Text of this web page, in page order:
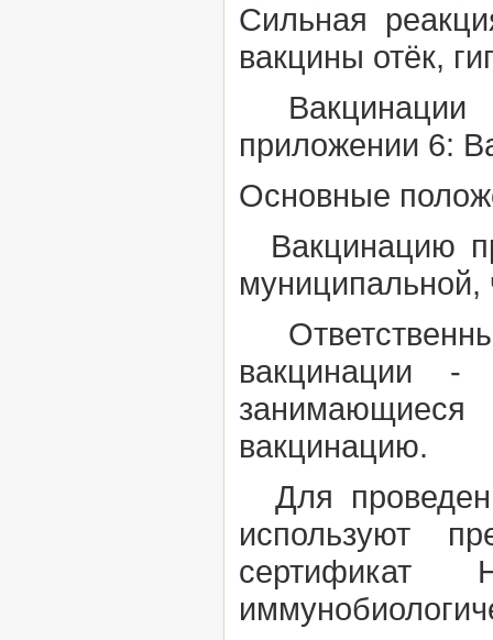
Сильная
вакцины отёк,
Вакцинации
приложении 6:
Основные
Вакцинацию
муниципальной,
вакцинации -
вакцинацию.
Для
используют
сертификат